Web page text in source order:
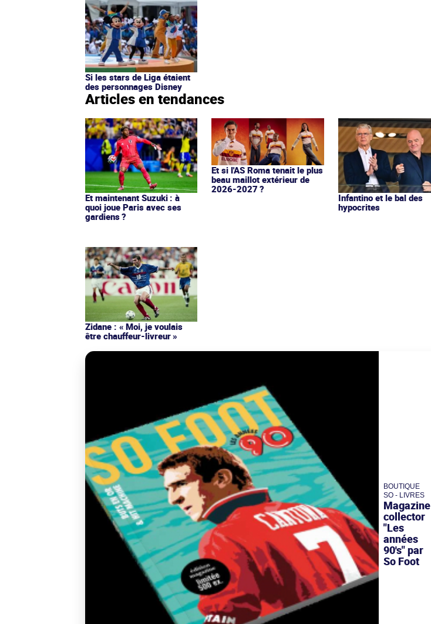
Si les stars de Liga étaient
des personnages Disney
Articles en tendances
Et maintenant Suzuki : à
quoi joue Paris avec ses
gardiens ?
Et si l'AS Roma tenait le plus
beau maillot extérieur de
2026-2027 ?
Infantino et le bal des
hypocrites
Zidane : « Moi, je voulais
être chauffeur-livreur »
BOUTIQUE
SO - LIVRES
Magazine
collector
"Les
années
90's" par
So Foot